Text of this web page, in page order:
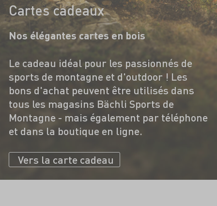
Cartes cadeaux
Nos élégantes cartes en bois
Le cadeau idéal pour les passionnés de
sports de montagne et d'outdoor ! Les
bons d'achat peuvent être utilisés dans
tous les magasins Bächli Sports de
Montagne - mais également par téléphone
et dans la boutique en ligne.
Vers la carte cadeau